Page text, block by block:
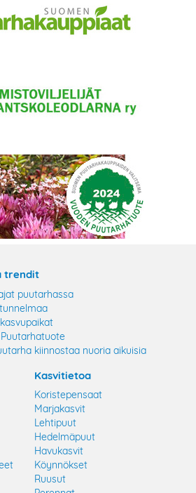
trendit
puutarhassa
kiinnostaa nuoria aikuisia
Kasvitietoa
Koristepensaat
Marjakasvit
Lehtipuut
Hedelmäpuut
Havukasvit
Köynnökset
Ruusut